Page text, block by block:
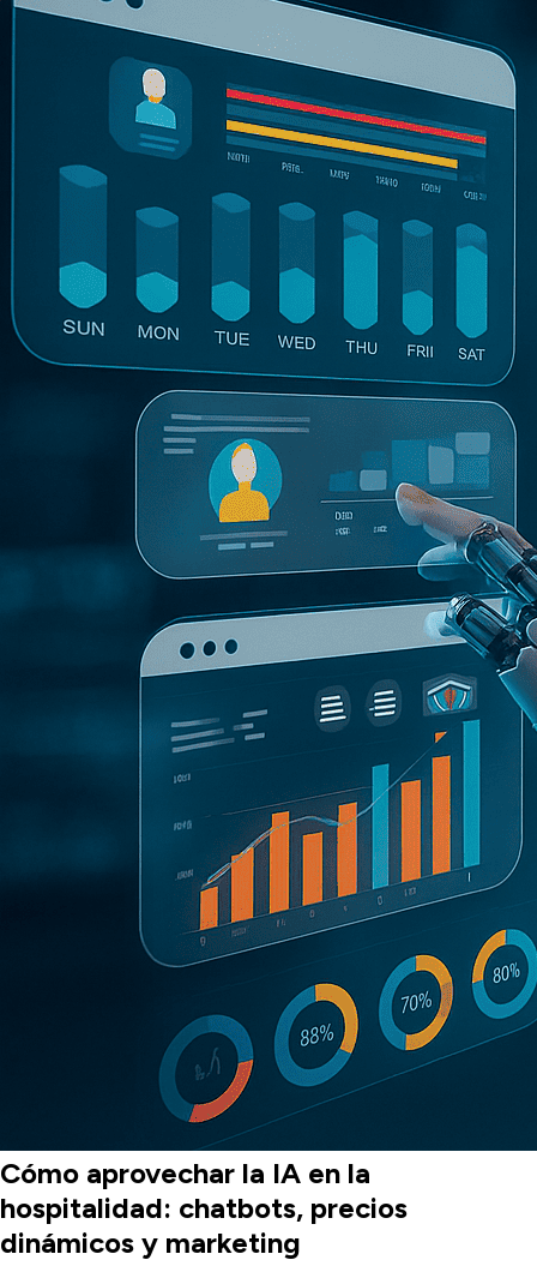
Cómo aprovechar la IA en la
hospitalidad: chatbots, precios
dinámicos y marketing